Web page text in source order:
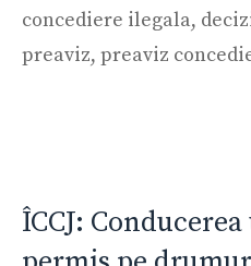
concediere ilegala,
preaviz, preaviz
ÎCCJ: